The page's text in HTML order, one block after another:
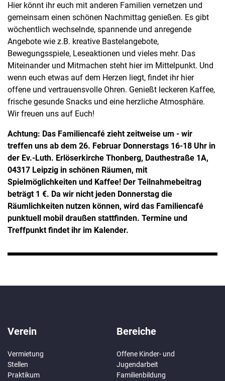
Hier könnt ihr euch mit anderen Familien vernetzen und
gemeinsam einen schönen Nachmittag genießen. Es gibt
wöchentlich wechselnde, spannende und anregende
Angebote wie z.B. kreative Bastelangebote,
Bewegungsspiele, Leseaktionen und vieles mehr. Das
Miteinander und Mitmachen steht hier im Mittelpunkt. Und
wenn euch etwas auf dem Herzen liegt, findet ihr hier
offene und vertrauensvolle Ohren. Genießt leckeren Kaffee,
frische gesunde Snacks und eine herzliche Atmosphäre.
Wir freuen uns auf Euch!
Achtung: Das Familiencafé zieht zeitweise um - wir
treffen uns ab dem 26. Februar Donnerstags 16-18 Uhr in
der Ev.-Luth. Erlöserkirche Thonberg, Dauthestraße 1A,
04317 Leipzig in schönen Räumen, mit
Spielmöglichkeiten und Kaffee! Der Teilnahmebeitrag
beträgt 1 €. Da wir nicht jeden Donnerstag die
Räumlichkeiten nutzen können, wird das Familiencafé
punktuell mobil draußen stattfinden. Termine und
Treffpunkt findet ihr im Kalender.
Verein
Vermietung
Stellen
Praktikum
Bereiche
Offene Kinder- und
Jugendarbeit
Familienbildung